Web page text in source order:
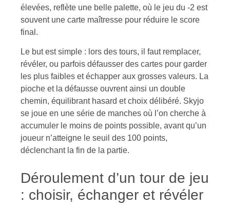
élevées, reflète une belle palette, où le jeu du -2 est
souvent une carte maîtresse pour réduire le score
final.
Le but est simple : lors des tours, il faut remplacer,
révéler, ou parfois défausser des cartes pour garder
les plus faibles et échapper aux grosses valeurs. La
pioche et la défausse ouvrent ainsi un double
chemin, équilibrant hasard et choix délibéré. Skyjo
se joue en une série de manches où l’on cherche à
accumuler le moins de points possible, avant qu’un
joueur n’atteigne le seuil des 100 points,
déclenchant la fin de la partie.
Déroulement d’un tour de jeu
: choisir, échanger et révéler